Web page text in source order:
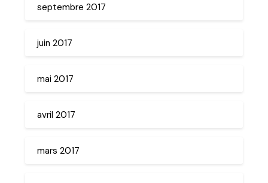
septembre 2017
juin 2017
mai 2017
avril 2017
mars 2017